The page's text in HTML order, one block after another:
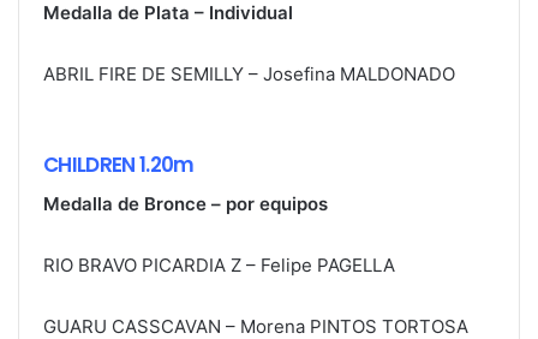
Medalla de Plata – Individual
ABRIL FIRE DE SEMILLY – Josefina MALDONADO
CHILDREN 1.20m
Medalla de Bronce – por equipos
RIO BRAVO PICARDIA Z – Felipe PAGELLA
GUARU CASSCAVAN – Morena PINTOS TORTOSA